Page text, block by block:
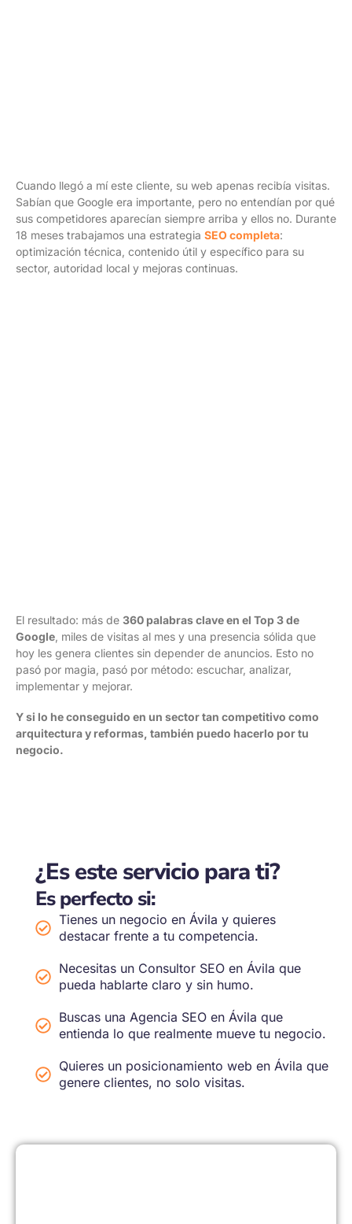
Cuando llegó a mí este cliente, su web apenas recibía visitas.
Sabían que Google era importante, pero no entendían por qué
sus competidores aparecían siempre arriba y ellos no. Durante
18 meses trabajamos una estrategia SEO completa:
optimización técnica, contenido útil y específico para su
sector, autoridad local y mejoras continuas.
El resultado: más de 360 palabras clave en el Top 3 de
Google , miles de visitas al mes y una presencia sólida que
hoy les genera clientes sin depender de anuncios. Esto no
pasó por magia, pasó por método: escuchar, analizar,
implementar y mejorar.
Y si lo he conseguido en un sector tan competitivo como
arquitectura y reformas, también puedo hacerlo por tu
negocio.
¿Es este servicio para ti?
Es perfecto si:
Tienes un negocio en Ávila y quieres
destacar frente a tu competencia.
Necesitas un Consultor SEO en Ávila que
pueda hablarte claro y sin humo.
Buscas una Agencia SEO en Ávila que
entienda lo que realmente mueve tu negocio.
Quieres un posicionamiento web en Ávila que
genere clientes, no solo visitas.